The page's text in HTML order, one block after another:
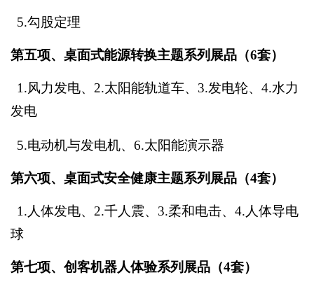
5.勾股定理
第五项、桌面式能源转换主题系列展品（6套）
1.风力发电、 2.太阳能轨道车、3.发电轮、 4.水力
发电
5.电动机与发电机、 6.太阳能演示器
第六项、桌面式安全健康主题系列展品（4套）
1. 人体发电、 2.千人震、3.柔和电击、4. 人体导电
球
第七项、创客机器人体验系列展品（4套）